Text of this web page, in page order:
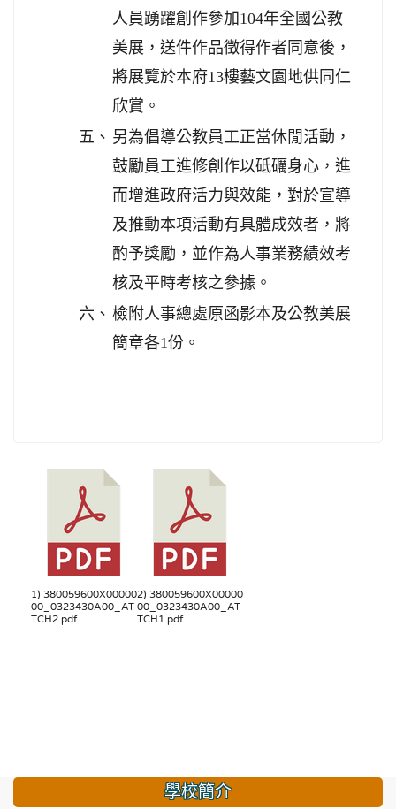
人員踴躍創作參加104年全國公教
美展，送件作品徵得作者同意後，
將展覽於本府13樓藝文園地供同仁
欣賞。
五、 另為倡導公教員工正當休閒活動，
鼓勵員工進修創作以砥礪身心，進
而增進政府活力與效能，對於宣導
及推動本項活動有具體成效者，將
酌予獎勵，並作為人事業務績效考
核及平時考核之參據。
六、 檢附人事總處原函影本及公教美展
簡章各1份。
1) 380059600X00000
00_0323430A00_AT
TCH2.pdf
2) 380059600X00000
00_0323430A00_AT
TCH1.pdf
學校簡介